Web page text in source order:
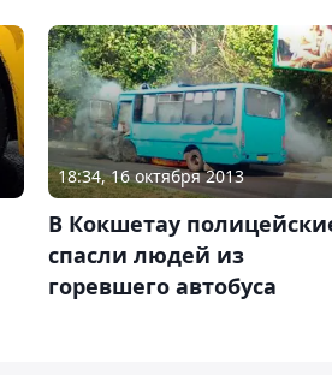
18:34, 16 октября 2013
В Кокшетау
спасли людей из
горевшего автобуса